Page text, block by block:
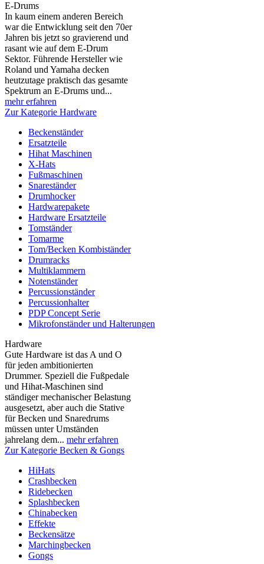
E-Drums
In kaum einem anderen Bereich
war die Entwicklung seit den 70er
Jahren bis jetzt so gravierend und
rasant wie auf dem E-Drum
Sektor. Führende Hersteller wie
Roland und Yamaha decken
heutzutage praktisch das gesamte
Spektrum an E-Drums und...
mehr erfahren
Zur Kategorie Hardware
Beckenständer
Ersatzteile
Hihat Maschinen
X-Hats
Fußmaschinen
Snareständer
Drumhocker
Hardwarepakete
Hardware Ersatzteile
Tomständer
Tomarme
Tom/Becken Kombiständer
Drumracks
Multiklammern
Notenständer
Percussionständer
Percussionhalter
PDP Concept Serie
Mikrofonständer und Halterungen
Hardware
Gute Hardware ist das A und O
für jeden ambitionierten
Drummer. Speziell die Fußpedale
und Hihat-Maschinen sind
ständiger mechanischer Belastung
ausgesetzt, aber auch die Stative
für Becken und Snaredrums
müssen unter Umständen
jahrelang dem... mehr erfahren
Zur Kategorie Becken & Gongs
HiHats
Crashbecken
Ridebecken
Splashbecken
Chinabecken
Effekte
Beckensätze
Marchingbecken
Gongs